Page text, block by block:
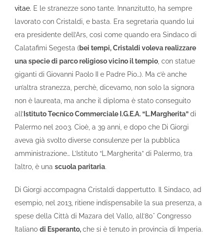
vitae. E le stranezze sono tante. Innanzitutto, ha sempre
lavorato con Cristaldi, e basta. Era segretaria quando lui
era presidente dell’Ars, così come quando era Sindaco di
Calatafimi Segesta (bei tempi, Cristaldi voleva realizzare
una specie di parco religioso vicino il tempio, con statue
giganti di Giovanni Paolo II e Padre Pio…). Ma c’è anche
un’altra stranezza, perchè, dicevamo, non solo la signora
non è laureata, ma anche il diploma è stato conseguito
all’ Istituto Tecnico Commerciale I.G.E.A. “L.Margherita”di
Palermo nel 2003. Cioè, a 39 anni, e dopo che Di Giorgi
aveva già svolto diverse consulenze per la pubblica
amministrazione… L’Istituto “L.Margherita” di Palermo, tra
l’altro, è una scuola paritaria.
Di Giorgi accompagna Cristaldi dappertutto. Il Sindaco, ad
esempio, nel 2013, ritiene indispensabile la sua presenza, a
spese della Città di Mazara del Vallo, all’80° Congresso
Italiano di Esperanto,che si è tenuto in provincia di Imperia.